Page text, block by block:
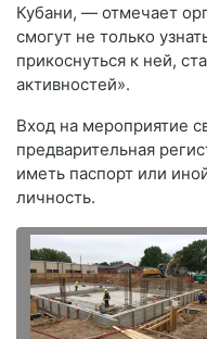
Кубани, — отмечает
смогут не только
прикоснуться к ней,
активностей».
Вход на мероприятие
предварительная
иметь паспорт или
личность.